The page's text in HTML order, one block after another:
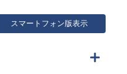
スマートフォン版表示